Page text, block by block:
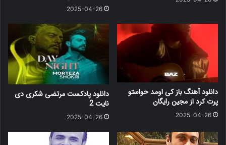
2025-04-26
دانلود آهنگ باز کی اومد حواستو
پرت کرد از مجین رایگان
2025-04-26
دانلود پادکست مرتضی شکری دی
نایت 2
2025-04-26